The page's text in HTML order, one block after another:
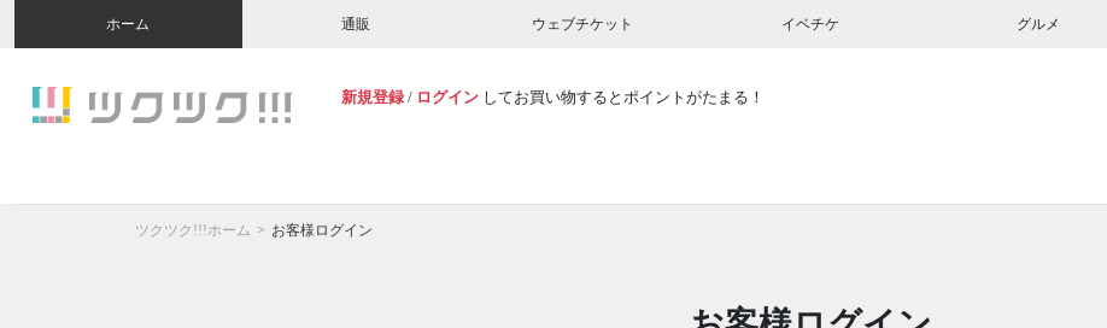
ホーム 通販 ウェブチケット イベチケ グルメ
新規登録 / ログイン してお買い物するとポイントがたまる！
ツクツク!!!ホーム お客様ログイン